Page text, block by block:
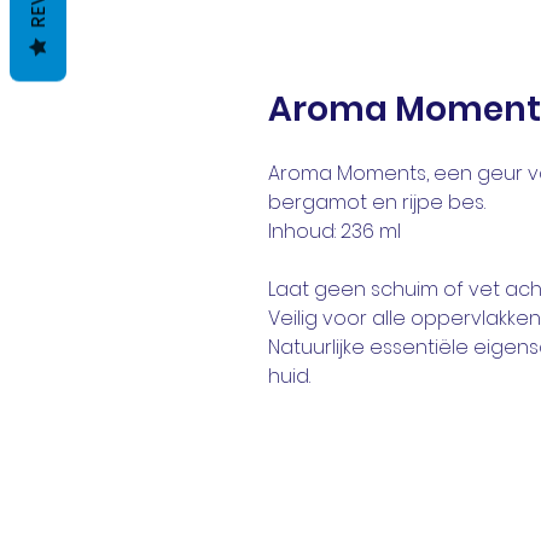
Aroma
Aroma Moments, een geur
bergamot en rijpe bes.
Inhoud: 236 ml
Laat geen schuim of vet
Veilig voor alle
Natuurlijke essentiële
huid.